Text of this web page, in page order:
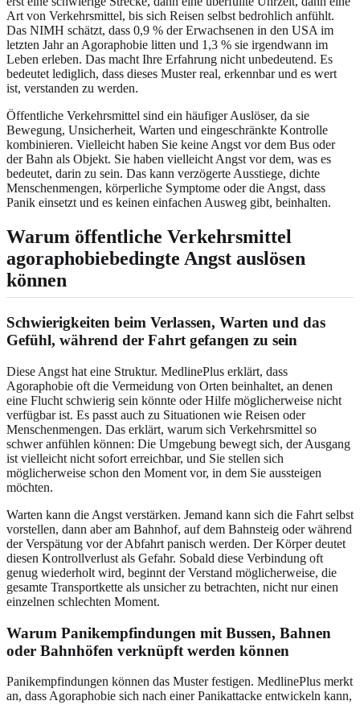
Art von Verkehrsmittel, bis sich Reisen selbst bedrohlich anfühlt.
Das NIMH schätzt, dass 0,9 % der Erwachsenen in den USA im
letzten Jahr an Agoraphobie litten und 1,3 % sie irgendwann im
Leben erleben. Das macht Ihre Erfahrung nicht unbedeutend. Es
bedeutet lediglich, dass dieses Muster real, erkennbar und es wert
ist, verstanden zu werden.
Öffentliche Verkehrsmittel sind ein häufiger Auslöser, da sie
Bewegung, Unsicherheit, Warten und eingeschränkte Kontrolle
kombinieren. Vielleicht haben Sie keine Angst vor dem Bus oder
der Bahn als Objekt. Sie haben vielleicht Angst vor dem, was es
bedeutet, darin zu sein. Das kann verzögerte Ausstiege, dichte
Menschenmengen, körperliche Symptome oder die Angst, dass
Panik einsetzt und es keinen einfachen Ausweg gibt, beinhalten.
Warum öffentliche Verkehrsmittel
agoraphobiebedingte Angst auslösen
können
Schwierigkeiten beim Verlassen, Warten und das
Gefühl, während der Fahrt gefangen zu sein
Diese Angst hat eine Struktur. MedlinePlus erklärt, dass
Agoraphobie oft die Vermeidung von Orten beinhaltet, an denen
eine Flucht schwierig sein könnte oder Hilfe möglicherweise nicht
verfügbar ist. Es passt auch zu Situationen wie Reisen oder
Menschenmengen. Das erklärt, warum sich Verkehrsmittel so
schwer anfühlen können: Die Umgebung bewegt sich, der Ausgang
ist vielleicht nicht sofort erreichbar, und Sie stellen sich
möglicherweise schon den Moment vor, in dem Sie aussteigen
möchten.
Warten kann die Angst verstärken. Jemand kann sich die Fahrt selbst
vorstellen, dann aber am Bahnhof, auf dem Bahnsteig oder während
der Verspätung vor der Abfahrt panisch werden. Der Körper deutet
diesen Kontrollverlust als Gefahr. Sobald diese Verbindung oft
genug wiederholt wird, beginnt der Verstand möglicherweise, die
gesamte Transportkette als unsicher zu betrachten, nicht nur einen
einzelnen schlechten Moment.
Warum Panikempfindungen mit Bussen, Bahnen
oder Bahnhöfen verknüpft werden können
Panikempfindungen können das Muster festigen. MedlinePlus merkt
an, dass Agoraphobie sich nach einer Panikattacke entwickeln kann,